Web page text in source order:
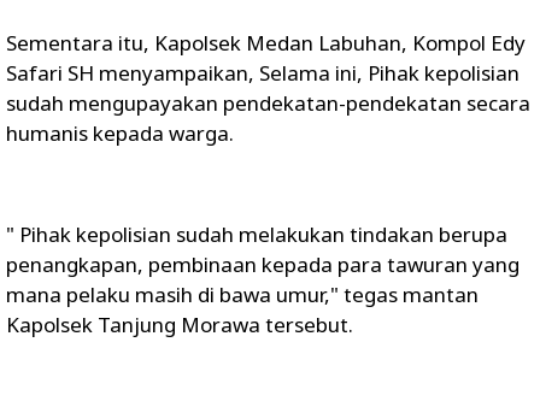
Sementara itu, Kapolsek Medan Labuhan, Kompol Edy
Safari SH menyampaikan, Selama ini, Pihak kepolisian
sudah mengupayakan pendekatan-pendekatan secara
humanis kepada warga.
" Pihak kepolisian sudah melakukan tindakan berupa
penangkapan, pembinaan kepada para tawuran yang
mana pelaku masih di bawa umur," tegas mantan
Kapolsek Tanjung Morawa tersebut.